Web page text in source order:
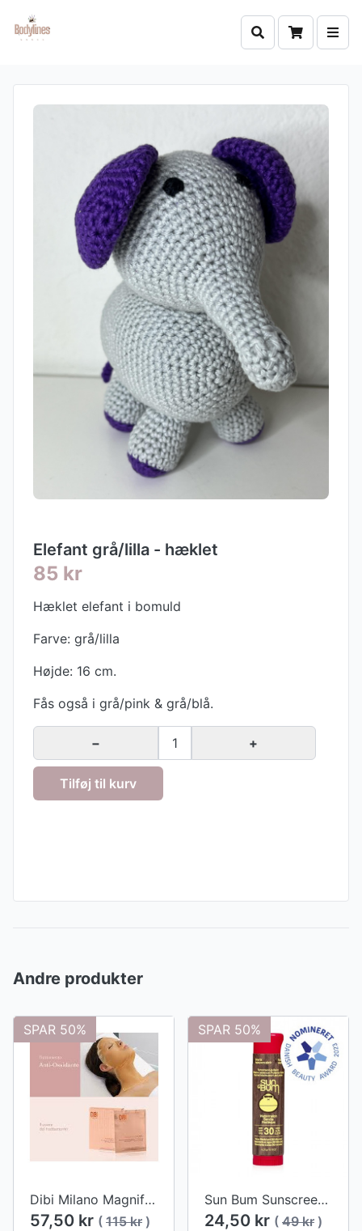
Elefant grå/lilla - hæklet
85 kr
Hæklet elefant i bomuld
Farve: grå/lilla
Højde: 16 cm.
Fås også i grå/pink & grå/blå.
− 1 +
Tilføj til kurv
Andre produkter
SPAR 50%
Dibi Milano Magnificent Mask 1 stk. (udgår)
57,50 kr ( 115 kr )
SPAR 50%
Sun Bum Sunscreen Lip Balm SPF 30 - Vandmelon (udgår)
24,50 kr ( 49 kr )